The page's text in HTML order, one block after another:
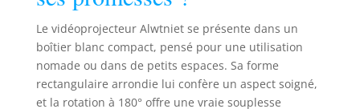
secondes une image parfaitement
alignée et d'une clarté cristalline,
sans réglage manuel. Au-delà de
2,5 m, l'autofocus peut perdre en
précision : une mise au point
Le vidéoprojecteur Alwtniet se présente dans un
boîtier blanc compact, pensé pour une utilisation
nomade ou dans de petits espaces. Sa forme
rectangulaire arrondie lui confère un aspect soigné,
et la rotation à 180° offre une vraie souplesse